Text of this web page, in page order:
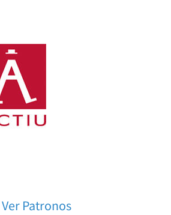
Ver Patronos